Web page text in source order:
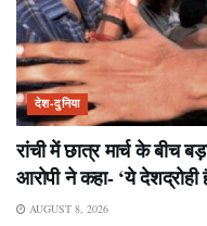
देश-दुनिया
रांची में छात्र मार्च के बीच
आरोपी ने कहा- ‘ये देशद्रोही
AUGUST 8, 2026